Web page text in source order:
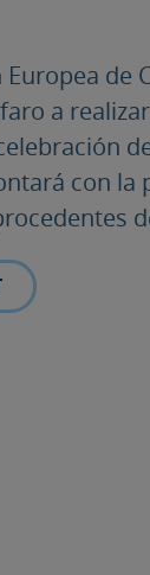
Europea de
a
con la